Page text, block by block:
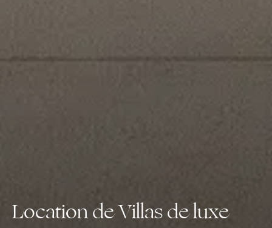
Location de Villas de luxe